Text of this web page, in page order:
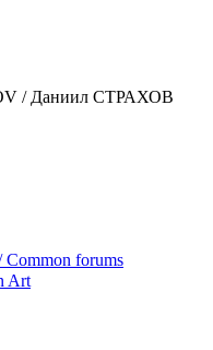
/ Даниил СТРАХОВ
forums
Art